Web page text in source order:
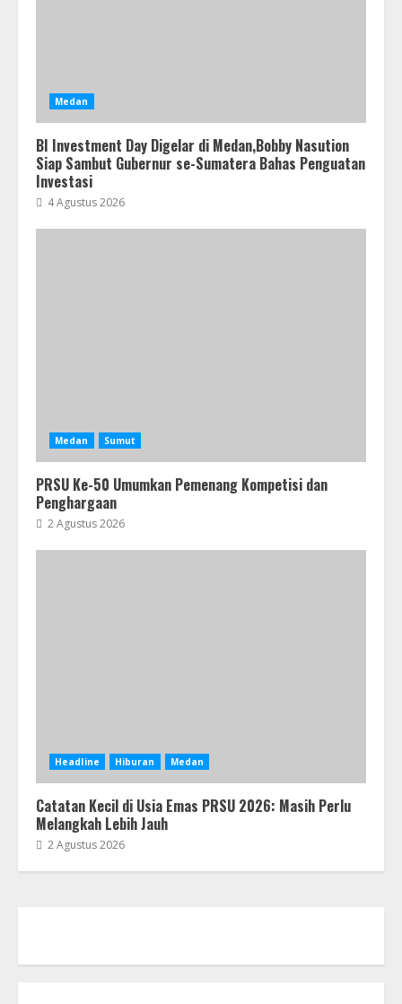
Medan
BI Investment Day Digelar di Medan,Bobby Nasution
Siap Sambut Gubernur se-Sumatera Bahas Penguatan
Investasi
4 Agustus 2026
Medan Sumut
PRSU Ke-50 Umumkan Pemenang Kompetisi dan
Penghargaan
2 Agustus 2026
Headline Hiburan Medan
Catatan Kecil di Usia Emas PRSU 2026: Masih Perlu
Melangkah Lebih Jauh
2 Agustus 2026